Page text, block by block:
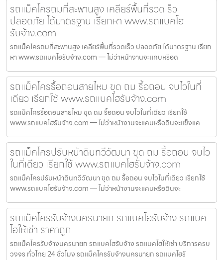
รถแม็คโครถมที่สะพานสูง เคลียร์พื้นที่รวดเร็ว
ปลอดภัย ได้มาตรฐาน เรียกหา www.รถแบคโฮ
รับจ้าง.com
รถแม็คโครถมที่สะพานสูง เคลียร์พื้นที่รวดเร็ว ปลอดภัย ได้มาตรฐาน เรียก
หา www.รถแบคโฮรับจ้าง.com — ไม่ว่าหน้างานจะแคบหรือด
รถแม็คโครรื้อถอนสายไหม ขุด ถม รื้อถอน จบไวในที่
เดียว เรียกใช้ www.รถแบคโฮรับจ้าง.com
รถแม็คโครรื้อถอนสายไหม ขุด ถม รื้อถอน จบไวในที่เดียว เรียกใช้
www.รถแบคโฮรับจ้าง.com — ไม่ว่าหน้างานจะแคบหรือดินจะแข็งแค
รถแม็คโครปรับหน้าดินทวีวัฒนา ขุด ถม รื้อถอน จบไว
ในที่เดียว เรียกใช้ www.รถแบคโฮรับจ้าง.com
รถแม็คโครปรับหน้าดินทวีวัฒนา ขุด ถม รื้อถอน จบไวในที่เดียว เรียกใช้
www.รถแบคโฮรับจ้าง.com — ไม่ว่าหน้างานจะแคบหรือดินจะ
รถแม็คโครรับจ้างนครนายก รถแบคโฮรับจ้าง รถแบค
โฮให้เช่า ราคาถูก
รถแม็คโครรับจ้างนครนายก รถแบคโฮรับจ้าง รถแบคโฮให้เช่า บริการครบ
วงจร ทั่วไทย 24 ชั่วโมง รถแม็คโครรับจ้างนครนายก รถแบคโฮรั